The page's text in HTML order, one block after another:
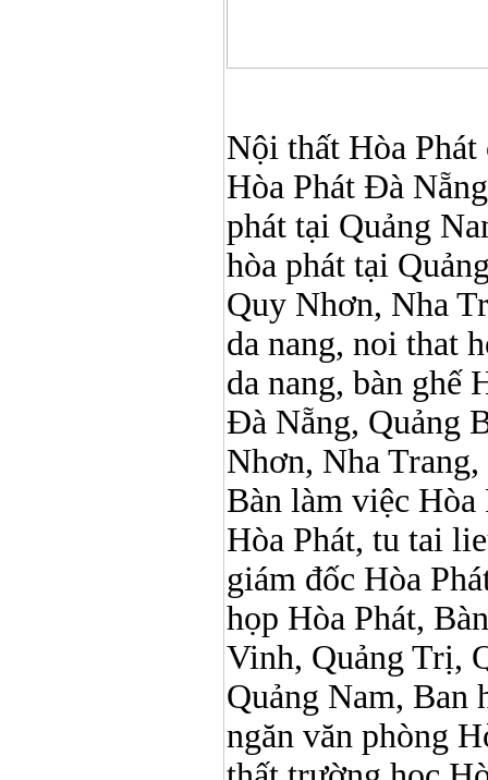
Nội thất Hòa
Hòa Phát Đà
phát tại Quảng
hòa phát tại
Quy Nhơn, Nha
da nang, noi that
da nang, bàn ghế
Đà Nẵng, Quảng
Nhơn, Nha
Bàn làm việc Hòa
Hòa Phát, tu tai
giám đốc Hòa
họp Hòa Phát,
Vinh, Quảng Trị,
Quảng Nam, Ban
ngăn văn phòng